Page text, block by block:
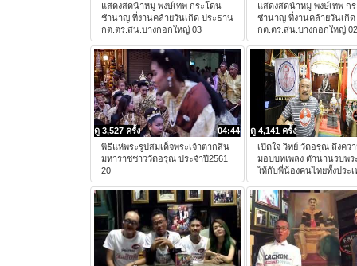
แสดงสดน้าหมู พงษ์เทพ กระโดน
ชำนาญ ที่งานคล้ายวันเกิด ประธาน
กต.ตร.สน.บางกอกใหญ่ 03
แสดงสดน้าหมู พงษ์เทพ ก
ชำนาญ ที่งานคล้ายวันเกิ
กต.ตร.สน.บางกอกใหญ่ 02
04:44
ดู 3,527 ครั้ง
พิธีแห่พระรูปสมเด็จพระเจ้าตากสิน
มหาราชชาววัดอรุณ ประจำปี2561
20
ดู 4,141 ครั้ง
เปิดใจ วิทย์ วัดอรุณ ถึงคว
มอบบทเพลง ตำนานรบพร
ให้กับพี่น้องคนไทยทั้งประเ